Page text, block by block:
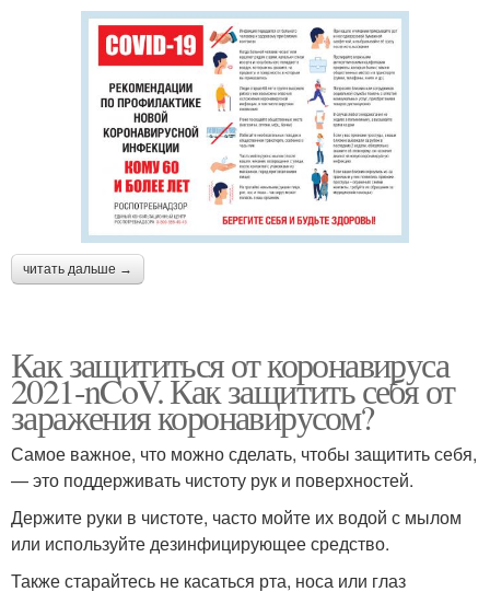
читать дальше →
Как защититься от коронавируса
2021-nCoV. Как защитить себя от
заражения коронавирусом?
Самое важное, что можно сделать, чтобы защитить себя,
— это поддерживать чистоту рук и поверхностей.
Держите руки в чистоте, часто мойте их водой с мылом
или используйте дезинфицирующее средство.
Также старайтесь не касаться рта, носа или глаз